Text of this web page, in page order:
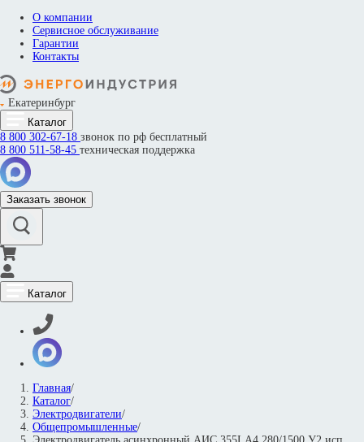
О компании
Сервисное обслуживание
Гарантии
Контакты
Екатеринбург
Каталог
8 800 302-67-18 звонок по рф бесплатный
8 800 511-58-45 техническая поддержка
Заказать звонок
Каталог
Главная/
Каталог/
Электродвигатели/
Общепромышленные/